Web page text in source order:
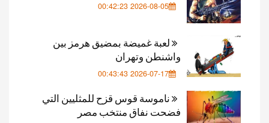
2026-08-05 00:42:23
لعبة غميضة بمضيق هرمز بين
واشنطن وتهران
2026-07-17 00:43:43
ناموسة قوس قزح للمثليين التي
فضحت نفاق منتخب مصر